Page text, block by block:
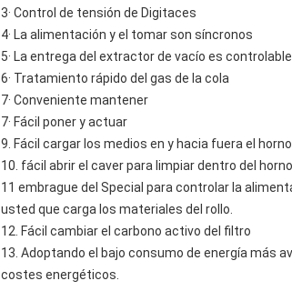
3· Control de tensión de Digitaces
4· La alimentación y el tomar son síncronos
5· La entrega del extractor de vacío es controlable
6· Tratamiento rápido del gas de la cola
7· Conveniente mantener
7· Fácil poner y actuar
9. Fácil cargar los medios en y hacia fuera el
10. fácil abrir el caver para limpiar dentro del horno
11 embrague del Special para controlar la
usted que carga los materiales del rollo.
12. Fácil cambiar el carbono activo del filtro
13. Adoptando el bajo consumo de energía más
costes energéticos.